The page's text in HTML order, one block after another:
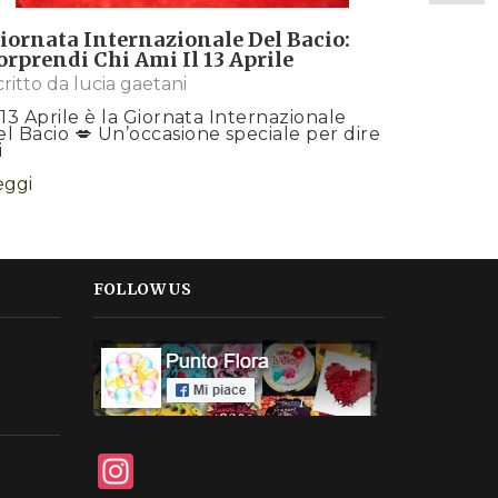
Internazionale Del Bacio:
Chi Ami Il 13 Aprile
da
lucia gaetani
Aprile è la Giornata Internazionale
Bacio 💋 Un’occasione speciale per dire
FOLLOW US
Instagram